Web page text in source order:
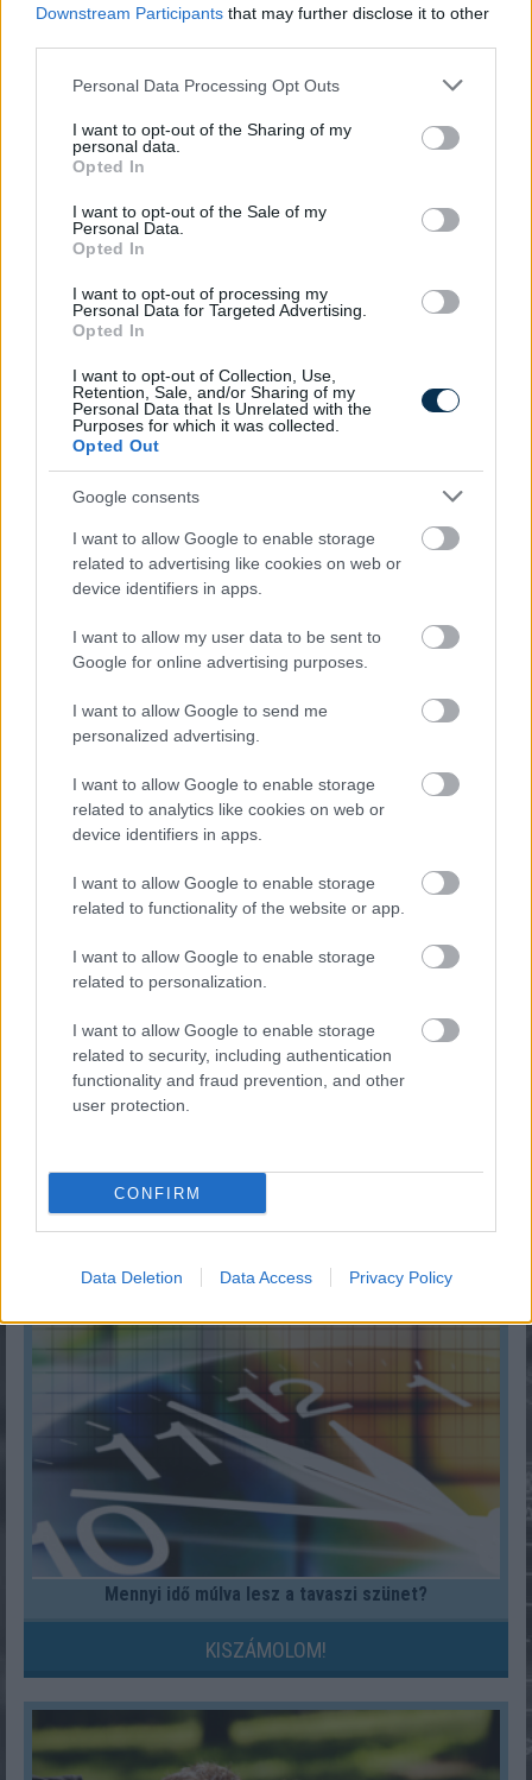
Downstream Participants that may further disclose it to other
Please note that this website/app uses one or more Google
not limited to your visit or usage behaviour. You may click to
grant or deny consent to Google and its third-party tags to
use your data for below specified purposes in below Google
consent section.
Personal Data Processing Opt Outs
I want to opt-out of the Sharing of my
personal data.
Opted In
I want to opt-out of the Sale of my
Personal Data.
Opted In
I want to opt-out of processing my
Personal Data for Targeted Advertising.
Opted In
I want to opt-out of Collection, Use,
Retention, Sale, and/or Sharing of my
Personal Data that Is Unrelated with the
Purposes for which it was collected.
Opted Out
Google consents
I want to allow Google to enable storage
related to advertising like cookies on web or
device identifiers in apps.
I want to allow my user data to be sent to
Google for online advertising purposes.
I want to allow Google to send me
personalized advertising.
I want to allow Google to enable storage
related to analytics like cookies on web or
device identifiers in apps.
I want to allow Google to enable storage
related to functionality of the website or app.
I want to allow Google to enable storage
related to personalization.
I want to allow Google to enable storage
related to security, including authentication
functionality and fraud prevention, and other
user protection.
CONFIRM
Data Deletion Data Access Privacy Policy
Hol kellene élned, hogy boldog légy?
KISZÁMOLOM!
Mennyit tudsz Húsvét ünnepéről?
Melyik állatövi jegyben születtél a kínai horoszkóp
szerint?
KISZÁMOLOM!
Mennyi adót kell fizetni albérlet kiadásakor 2026-ban?
KISZÁMOLOM!
Mennyi idő múlva lesz a tavaszi szünet?
KISZÁMOLOM!